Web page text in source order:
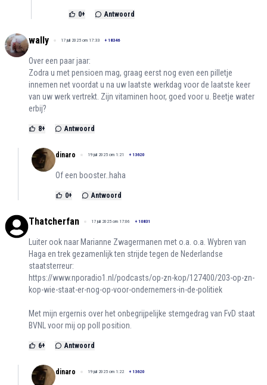
0+ Antwoord
wally 17 juli 2025 om 17:33 + 18346
Over een paar jaar:
Zodra u met pensioen mag, graag eerst nog even een pilletje
innemen net voordat u na uw laatste werkdag voor de laatste keer
van uw werk vertrekt. Zijn vitaminen hoor, goed voor u. Beetje water
erbij?
8+ Antwoord
dinaro 19 juli 2025 om 1:21 + 13620
Of een booster..haha
0+ Antwoord
Thatcherfan 17 juli 2025 om 17:06 + 10831
Luiter ook naar Marianne Zwagermanen met o.a. o.a. Wybren van
Haga en trek gezamenlijk ten strijde tegen de Nederlandse
staatsterreur:
https://www.nporadio1.nl/podcasts/op-zn-kop/127400/203-op-zn-
kop-wie-staat-er-nog-op-voor-ondernemers-in-de-politiek
Met mijn ergernis over het onbegrijpelijke stemgedrag van FvD staat
BVNL voor mij op poll position.
6+ Antwoord
dinaro 19 juli 2025 om 1:22 + 13620